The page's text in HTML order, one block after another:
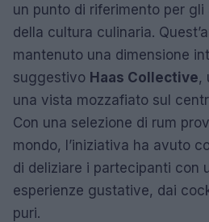
un punto di riferimento per
della cultura culinaria.
mantenuto una dimensione
suggestivo Haas Collective,
una vista mozzafiato sul
Con una selezione di rum
mondo, l’iniziativa ha avuto
di deliziare i partecipanti con
esperienze gustative, dai
puri.